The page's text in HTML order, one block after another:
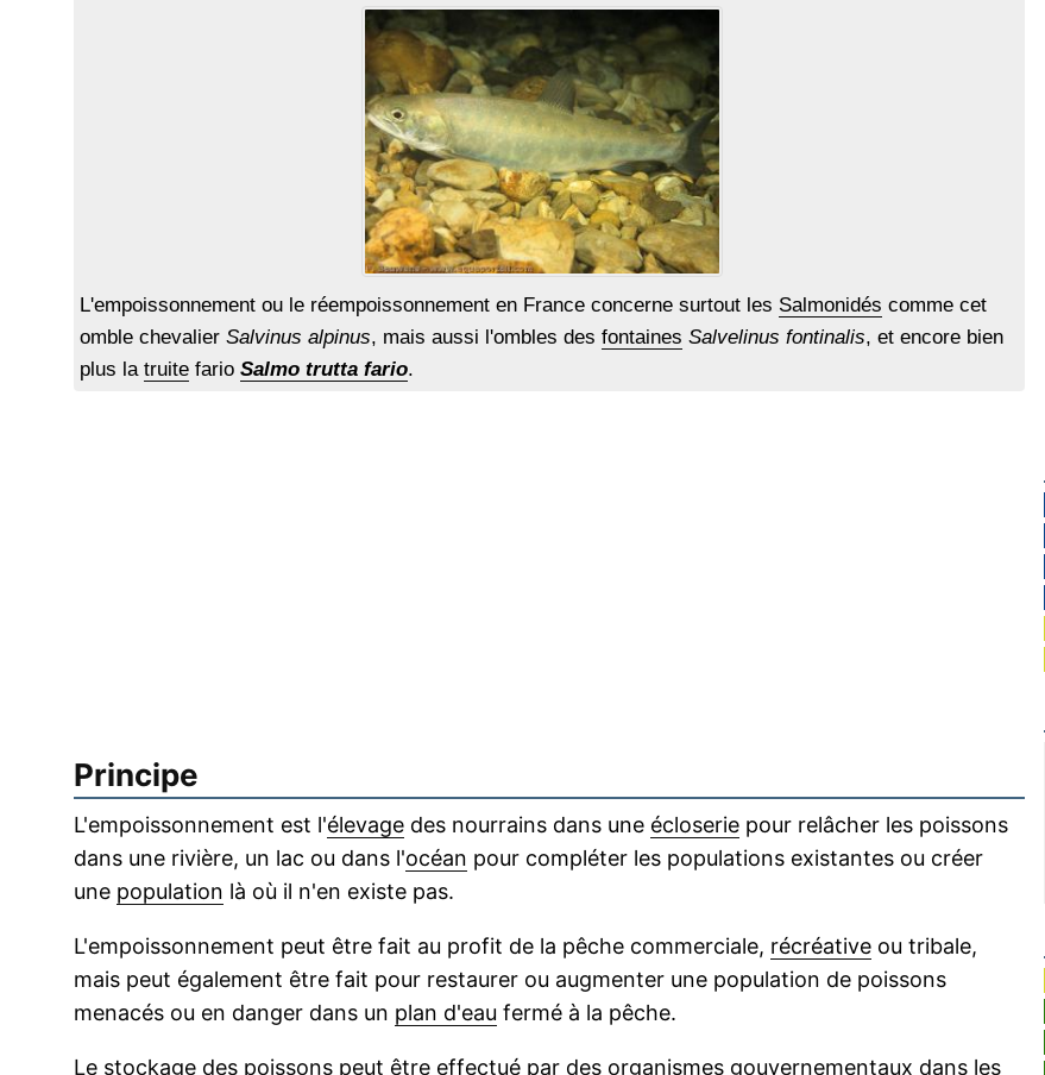
L'empoissonnement ou le réempoissonnement en France concerne surtout les Salmonidés comme cet
omble chevalier Salvinus alpinus, mais aussi l'ombles des fontaines Salvelinus fontinalis, et encore bien
plus la truite fario Salmo trutta fario.
Principe
L'empoissonnement est l'élevage des nourrains dans une écloserie pour relâcher les poissons
dans une rivière, un lac ou dans l'océan pour compléter les populations existantes ou créer
une population là où il n'en existe pas.
L'empoissonnement peut être fait au profit de la pêche commerciale, récréative ou tribale,
mais peut également être fait pour restaurer ou augmenter une population de poissons
menacés ou en danger dans un plan d'eau fermé à la pêche.
Le stockage des poissons peut être effectué par des organismes gouvernementaux dans les